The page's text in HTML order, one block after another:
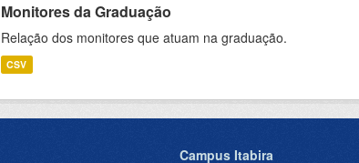
Monitores da Graduação
Relação dos monitores que atuam na graduação.
CSV
Campus Itabira